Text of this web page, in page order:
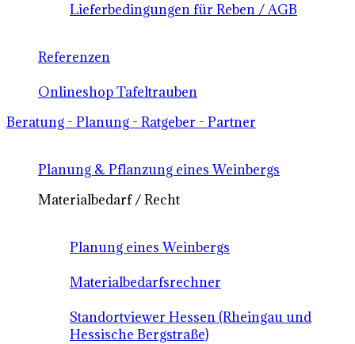
Lieferbedingungen für Reben / AGB
Referenzen
Onlineshop Tafeltrauben
Beratung - Planung - Ratgeber - Partner
Planung & Pflanzung eines Weinbergs
Materialbedarf / Recht
Planung eines Weinbergs
Materialbedarfsrechner
Standortviewer Hessen (Rheingau und
Hessische Bergstraße)